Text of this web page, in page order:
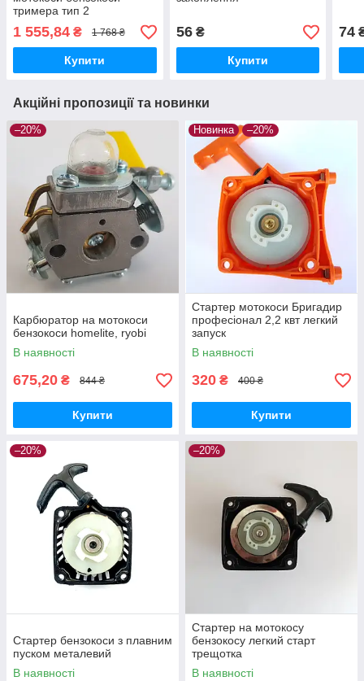
тримера тип 2
1 555,84 ₴ 1 768 ₴
Купити
56₴
Купити
74
Акційні пропозиції та новинки
–20%
Карбюратор на мотокоси
бензокоси homelite, ryobi
В наявності
675,20 ₴ 844 ₴
Купити
Новинка –20%
Стартер мотокоси Бригадир
професіонал 2,2 квт легкий
запуск
В наявності
320 ₴ 400 ₴
Купити
–20%
Стартер бензокоси з плавним
пуском металевий
В наявності
–20%
Стартер на мотокосу
бензокосу легкий старт
трещотка
В наявності